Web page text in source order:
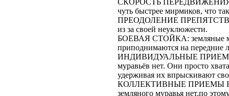
СКОРОСТЬ ПЕРЕДВИЖЕНИЯ:
чуть быстрее мирмиков, что
ПРЕОДОЛЕНИЕ ПРЕПЯТСТВИЙ:
из за своей неуклюжести.
БОЕВАЯ СТОЙКА: земляные
приподнимаются на передние
ИНДИВИДУАЛЬНЫЕ ПРИЕМЫ
муравьёв нет. Они просто
удерживая их впрыскивают
КОЛЛЕКТИВНЫЕ ПРИЕМЫ
земляного муравья нет,по